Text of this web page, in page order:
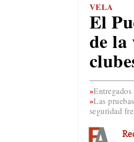
VELA
El
de la
Las
seguridad